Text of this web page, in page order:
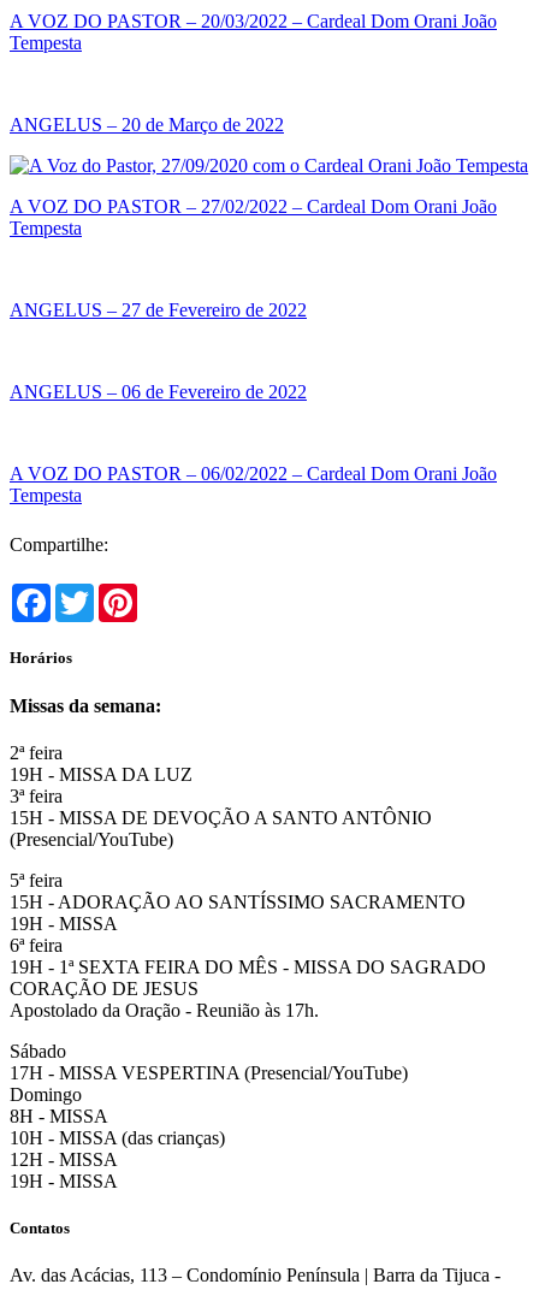
A VOZ DO PASTOR – 20/03/2022 – Cardeal Dom Orani João
Tempesta
ANGELUS – 20 de Março de 2022
A VOZ DO PASTOR – 27/02/2022 – Cardeal Dom Orani João
Tempesta
ANGELUS – 27 de Fevereiro de 2022
ANGELUS – 06 de Fevereiro de 2022
A VOZ DO PASTOR – 06/02/2022 – Cardeal Dom Orani João
Tempesta
Compartilhe:
Facebook
Twitter
Horários
Missas da semana:
2ª feira
19H - MISSA DA LUZ
3ª feira
15H - MISSA DE DEVOÇÃO A SANTO ANTÔNIO
(Presencial/YouTube)
5ª feira
15H - ADORAÇÃO AO SANTÍSSIMO SACRAMENTO
19H - MISSA
6ª feira
19H - 1ª SEXTA FEIRA DO MÊS - MISSA DO SAGRADO
CORAÇÃO DE JESUS
Apostolado da Oração - Reunião às 17h.
Sábado
17H - MISSA VESPERTINA (Presencial/YouTube)
Domingo
8H - MISSA
10H - MISSA (das crianças)
12H - MISSA
19H - MISSA
Contatos
Av. das Acácias, 113 – Condomínio Península | Barra da Tijuca -